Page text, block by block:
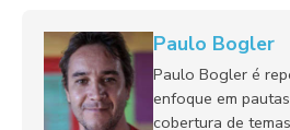
Paulo Bogler
Paulo Bogler é
enfoque em
cobertura de